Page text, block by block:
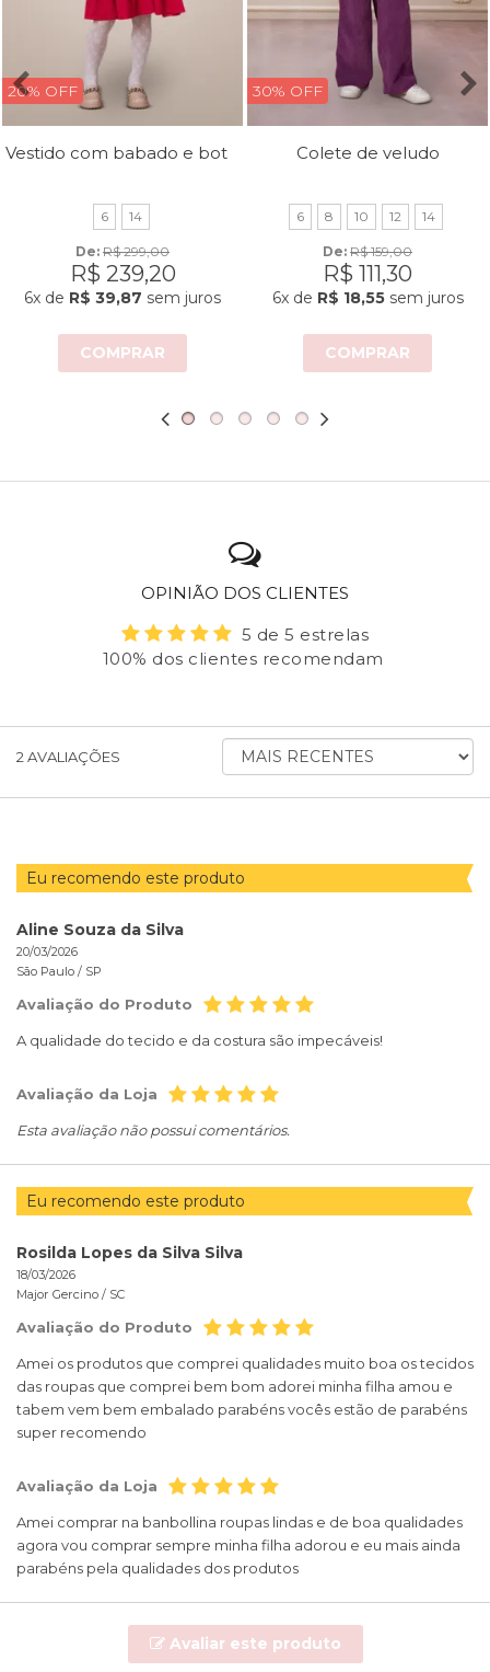
20% OFF
6 14
De: R$ 299,00
R$ 239,20
6x de R$ 39,87 sem juros
COMPRAR
30% OFF
Colete de veludo
6 8 10 12 14
De: R$ 159,00
R$ 111,30
6xde R$ 18,55sem juros
COMPRAR
OPINIÃO DOS CLIENTES
5 de 5 estrelas
100% dos clientes recomendam
2 AVALIAÇÕES
ORDENAR
AVALIAÇÕES
Eu recomendo este produto
Aline Souza da Silva
20/03/2026
São Paulo / SP
Avaliação do Produto
A qualidade do tecido e da costura são impecáveis!
Avaliação da Loja
Esta avaliação não possui comentários.
Eu recomendo este produto
Rosilda Lopes da Silva Silva
18/03/2026
Major Gercino / SC
Avaliação do Produto
Amei os produtos que comprei qualidades muito boa os tecidos
das roupas que comprei bem bom adorei minha filha amou e
tabem vem bem embalado parabéns vocês estão de parabéns
super recomendo
Avaliação da Loja
Amei comprar na banbollina roupas lindas e de boa qualidades
agora vou comprar sempre minha filha adorou e eu mais ainda
parabéns pela qualidades dos produtos
Avaliar este produto